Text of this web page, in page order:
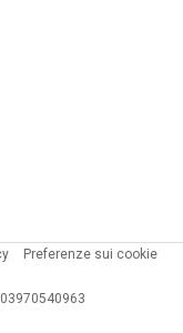
Preferenze sui cookie
03970540963